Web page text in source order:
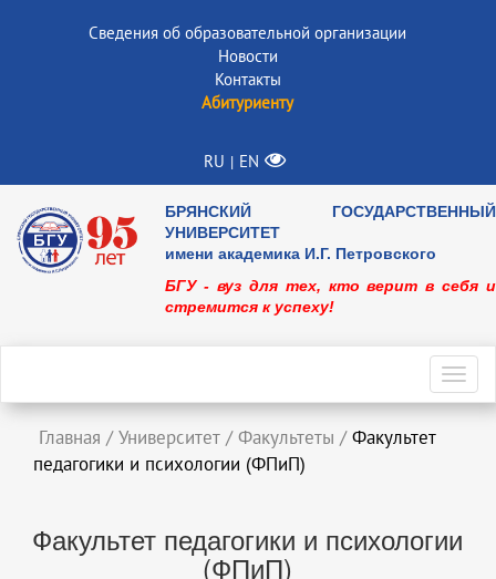
Сведения об образовательной организации
Новости
Контакты
Абитуриенту
RU | EN
БРЯНСКИЙ ГОСУДАРСТВЕННЫЙ
УНИВЕРСИТЕТ
имени академика И.Г. Петровского
БГУ - вуз для тех, кто верит в себя и
стремится к успеху!
Главная / Университет / Факультеты / Факультет
педагогики и психологии (ФПиП)
Факультет педагогики и психологии
(ФПиП)